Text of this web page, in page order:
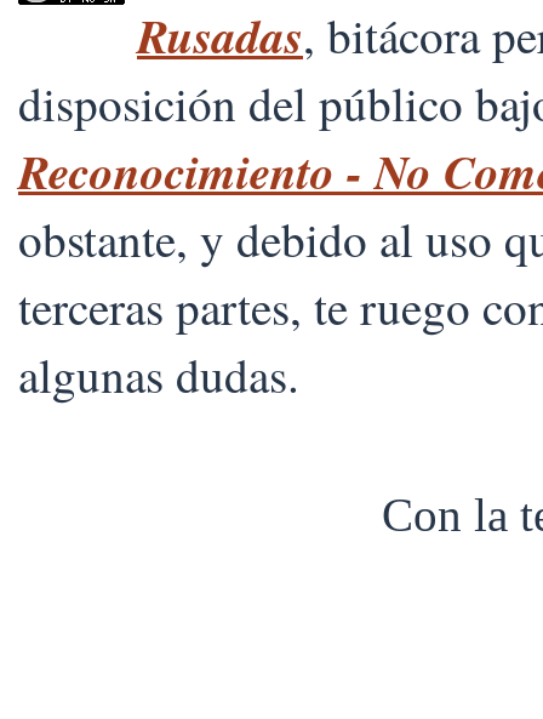
Rusadas, bitácora
disposición del público
Reconocimiento - No
obstante, y debido al uso
terceras partes, te ruego
algunas dudas.
Con la